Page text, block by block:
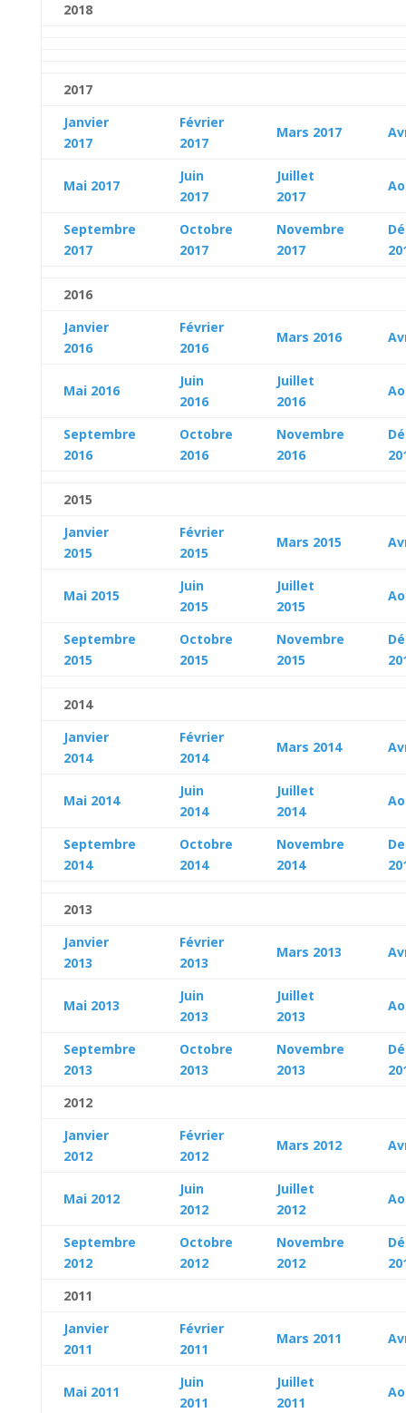
2018
2017
Janvier
2017
Février
2017
Mars 2017
Mai 2017
Juin
2017
Juillet
2017
Septembre
2017
Octobre
2017
Novembre
2017
2016
Janvier
2016
Février
2016
Mars 2016
Mai 2016
Juin
2016
Juillet
2016
Septembre
2016
Octobre
2016
Novembre
2016
2015
Janvier
2015
Février
2015
Mars 2015
Mai 2015
Juin
2015
Juillet
2015
Septembre
2015
Octobre
2015
Novembre
2015
2014
Janvier
2014
Février
2014
Mars 2014
Mai2014
Juin
2014
Juillet
2014
Septembre
2014
Octobre
2014
Novembre
2014
2013
Janvier
2013
Février
2013
Mars 2013
Mai 2013
Juin
2013
Juillet
2013
Septembre
2013
Octobre
2013
Novembre
2013
2012
Janvier
2012
Février
2012
Mars 2012
Mai 2012
Juin
2012
Juillet
2012
Septembre
2012
Octobre
2012
Novembre
2012
2011
Janvier
2011
Février
2011
Mars 2011
Mai 2011
Juin
2011
Juillet
2011